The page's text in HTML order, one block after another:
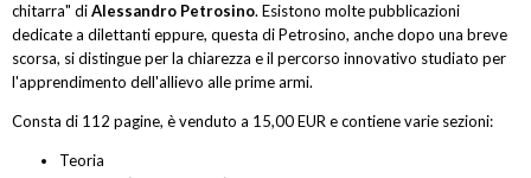
chitarra" diAlessandro Petrosino. Esistono molte pubblicazioni
dedicate a dilettanti eppure, questa di Petrosino, anche dopo una breve
scorsa, si distingue per la chiarezza e il percorso innovativo studiato per
l'apprendimento dell'allievo alle prime armi.
Consta di 112 pagine, è venduto a 15,00 EUR e contiene varie sezioni:
Teoria